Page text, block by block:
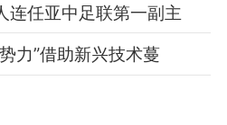
连任亚中足联第一副主
力”借助新兴技术蔓